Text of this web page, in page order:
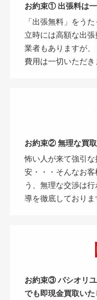
お約束① 出張料は一
「出張無料」をう
立時には高額な出
業者もありますが
費用は一切いただき
お約束② 無理な買取
怖い人が来て強引
安・・・そんなお
う、無理な交渉は
導を徹底しておりま
お約束③ パシオリ
でも即現金買取いた